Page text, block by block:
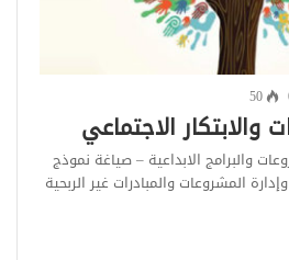
50
والابتكار الاجتماعي
والبرامج الابداعية – صياغة نموذج
المشروعات والمبادرات غير الربحية